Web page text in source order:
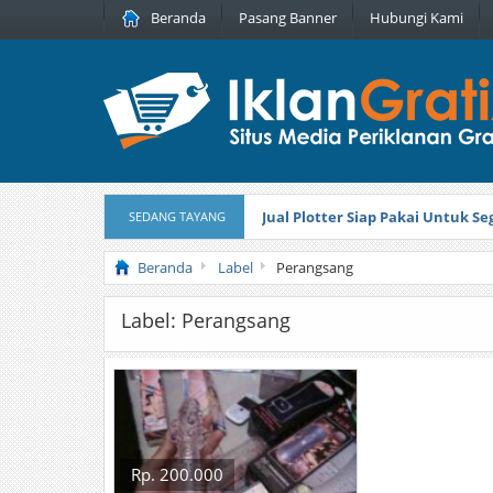
Beranda Pasang Banner Hubungi Kami
SEDANG TAYANG Jual Plotter Siap Pakai Untuk
Jasa Pembuatan Perhiasan Perak
Beranda Label Perangsang
Label: Perangsang
Rp. 200.000